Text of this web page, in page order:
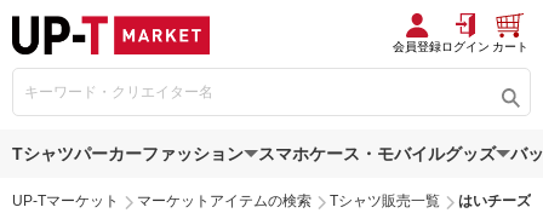
会員登録ログイン カート
Tシャツパーカーファッション スマホケース・モバイルグッズ バ
UP-Tマーケット マーケットアイテムの検索 Tシャツ販売一覧 はいチーズ